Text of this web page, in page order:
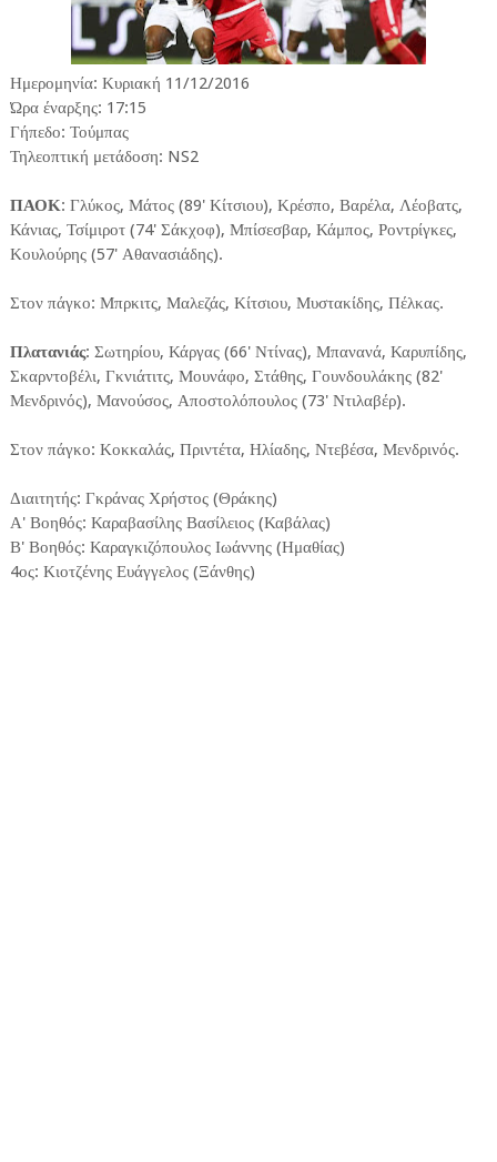
Ημερομηνία: Κυριακή 11/12/2016
Ώρα έναρξης: 17:15
Γήπεδο: Τούμπας
Τηλεοπτική μετάδοση: NS2
ΠΑΟΚ: Γλύκος, Μάτος (89' Κίτσιου), Κρέσπο, Βαρέλα, Λέοβατς,
Κάνιας, Τσίμιροτ (74' Σάκχοφ), Μπίσεσβαρ, Κάμπος, Ροντρίγκες,
Κουλούρης (57' Αθανασιάδης).
Στον πάγκο: Μπρκιτς, Μαλεζάς, Κίτσιου, Μυστακίδης, Πέλκας.
Πλατανιάς: Σωτηρίου, Κάργας (66' Ντίνας), Μπανανά, Καρυπίδης,
Σκαρντοβέλι, Γκνιάτιτς, Μουνάφο, Στάθης, Γουνδουλάκης (82'
Μενδρινός), Μανούσος, Αποστολόπουλος (73' Ντιλαβέρ).
Στον πάγκο: Κοκκαλάς, Πριντέτα, Ηλίαδης, Ντεβέσα, Μενδρινός.
Διαιτητής: Γκράνας Χρήστος (Θράκης)
Α' Βοηθός: Καραβασίλης Βασίλειος (Καβάλας)
Β' Βοηθός: Καραγκιζόπουλος Ιωάννης (Ημαθίας)
4ος: Κιοτζένης Ευάγγελος (Ξάνθης)